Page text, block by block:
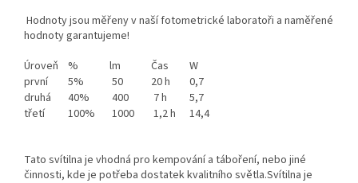
Hodnoty jsou měřeny v naší fotometrické laboratoři a naměřené
hodnoty garantujeme!
Úroveň
% lm Čas
W
první
5% 50 20 h
0,7
druhá
40% 400 7 h
5,7
třetí
100% 1000 1,2 h 14,4
Tato svítilna je vhodná pro kempování a táboření, nebo jiné
činnosti, kde je potřeba dostatek kvalitního světla.Svítilna je